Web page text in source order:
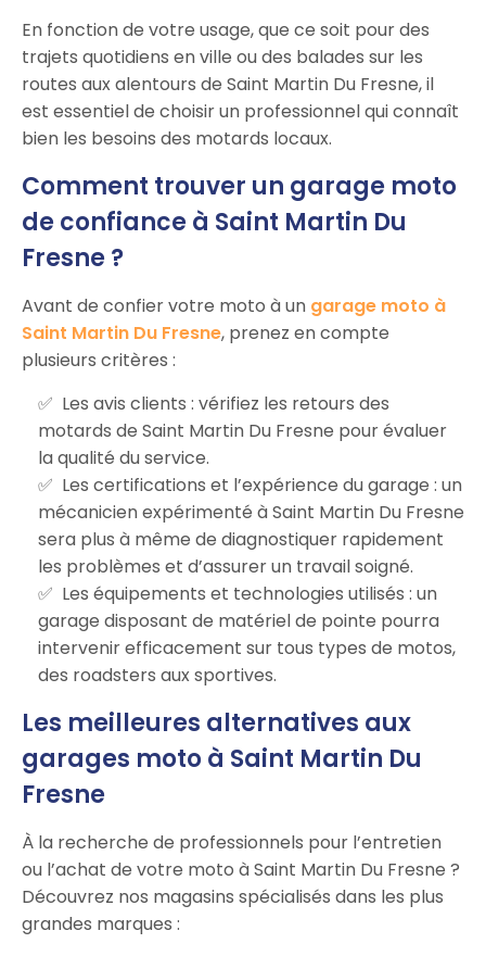
En fonction de votre usage, que ce soit pour des
trajets quotidiens en ville ou des balades sur les
routes aux alentours de Saint Martin Du Fresne, il
est essentiel de choisir un professionnel qui connaît
bien les besoins des motards locaux.
Comment trouver un garage moto
de confiance à Saint Martin Du
Fresne ?
Avant de confier votre moto à un garage moto à
Saint Martin Du Fresne, prenez en compte
plusieurs critères :
Les avis clients : vérifiez les retours des
motards de Saint Martin Du Fresne pour évaluer
la qualité du service.
Les certifications et l’expérience du garage : un
mécanicien expérimenté à Saint Martin Du Fresne
sera plus à même de diagnostiquer rapidement
les problèmes et d’assurer un travail soigné.
Les équipements et technologies utilisés : un
garage disposant de matériel de pointe pourra
intervenir efficacement sur tous types de motos,
des roadsters aux sportives.
Les meilleures alternatives aux
garages moto à Saint Martin Du
Fresne
À la recherche de professionnels pour l’entretien
ou l’achat de votre moto à Saint Martin Du Fresne ?
Découvrez nos magasins spécialisés dans les plus
grandes marques :